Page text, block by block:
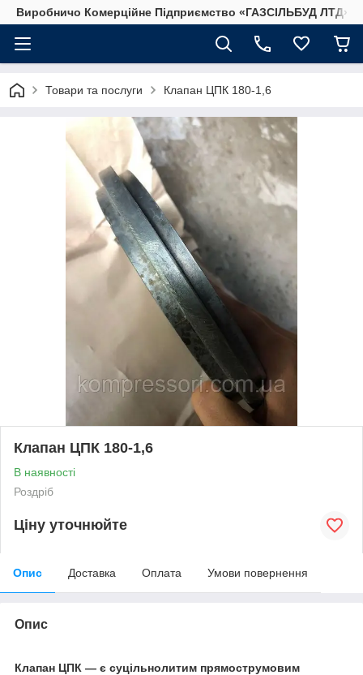
Виробничо Комерційне Підприємство «ГАЗСIЛЬБУД ЛТД»
Товари та послуги Клапан ЦПК 180-1,6
Клапан ЦПК 180-1,6
В наявності
Роздріб
Ціну уточнюйте
Опис Доставка Оплата Умови повернення
Опис
Клапан ЦПК — є суцільнолитим прямострумовим